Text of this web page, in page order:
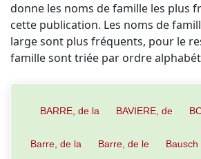
donne les noms de famille les plus
cette publication. Les noms de
large sont plus fréquents, pour le
famille sont triée par ordre
BARRE, de la BAVIERE, de
Barre, de la Barre, de le Bausch